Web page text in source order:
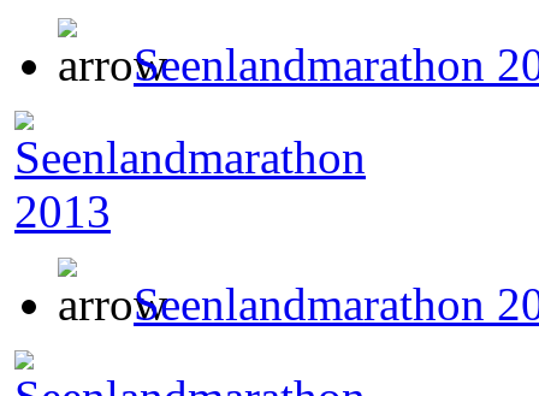
Seenlandmarathon
Seenlandmarathon